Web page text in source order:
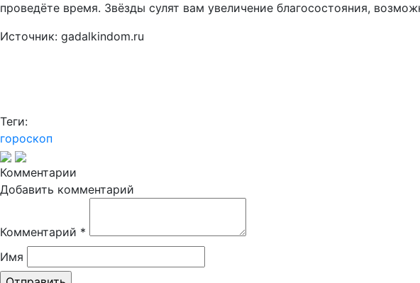
проведёте время. Звёзды сулят вам увеличение благосостояния,
Источник: gadalkindom.ru
Теги:
гороскоп
Комментарии
Добавить комментарий
Комментарий *
Имя